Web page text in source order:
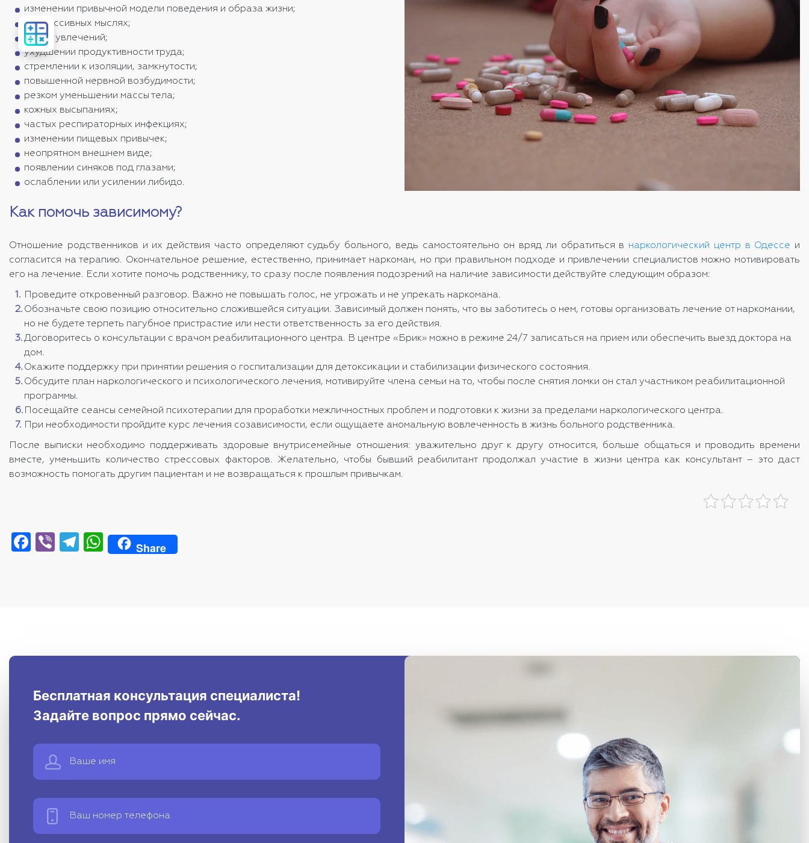
изменении привычной модели поведения и образа жизни;
депрессивных мыслях;
смене увлечений;
ухудшении продуктивности труда;
стремлении к изоляции, замкнутости;
повышенной нервной возбудимости;
резком уменьшении массы тела;
кожных высыпаниях;
частых респираторных инфекциях;
изменении пищевых привычек;
неопрятном внешнем виде;
появлении синяков под глазами;
ослаблении или усилении либидо.
Как помочь зависимому?
Отношение родственников и их действия часто определяют судьбу больного, ведь самостоятельно он вряд ли обратиться в наркологический центр в Одессе и
согласится на терапию. Окончательное решение, естественно, принимает наркоман, но при правильном подходе и привлечении специалистов можно мотивировать
его на лечение. Если хотите помочь родственнику, то сразу после появления подозрений на наличие зависимости действуйте следующим образом:
Проведите откровенный разговор. Важно не повышать голос, не угрожать и не упрекать наркомана.
Обозначьте свою позицию относительно сложившейся ситуации. Зависимый должен понять, что вы заботитесь о нем, готовы организовать лечение от наркомании,
но не будете терпеть пагубное пристрастие или нести ответственность за его действия.
Договоритесь о консультации с врачом реабилитационного центра. В центре «Брик» можно в режиме 24/7 записаться на прием или обеспечить выезд доктора на
дом.
Окажите поддержку при принятии решения о госпитализации для детоксикации и стабилизации физического состояния.
Обсудите план наркологического и психологического лечения, мотивируйте члена семьи на то, чтобы после снятия ломки он стал участником реабилитационной
программы.
Посещайте сеансы семейной психотерапии для проработки межличностных проблем и подготовки к жизни за пределами наркологического центра.
При необходимости пройдите курс лечения созависимости, если ощущаете аномальную вовлеченность в жизнь больного родственника.
После выписки необходимо поддерживать здоровые внутрисемейные отношения: уважительно друг к другу относится, больше общаться и проводить времени
вместе, уменьшить количество стрессовых факторов. Желательно, чтобы бывший реабилитант продолжал участие в жизни центра как консультант – это даст
возможность помогать другим пациентам и не возвращаться к прошлым привычкам.
Facebook
ViberTelegram
WhatsApp
Share
Бесплатная консультация специалиста!
Задайте вопрос прямо сейчас.
Рассчитать
лечения